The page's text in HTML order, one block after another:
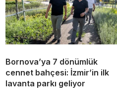
Bornova’ya 7 dönümlük
cennet bahçesi: İzmir’in ilk
lavanta parkı geliyor